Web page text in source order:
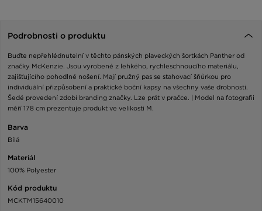
Podrobnosti o produktu
Buďte nepřehlédnutelní v těchto pánských plaveckých šortkách Panther od
značky McKenzie. Jsou vyrobené z lehkého, rychleschnoucího materiálu,
zajišťujícího pohodlné nošení. Mají pružný pas se stahovací šňůrkou pro
individuální přizpůsobení a praktické boční kapsy na všechny vaše drobnosti.
Šedé provedení zdobí branding značky. Lze prát v pračce. | Model na fotografii
měří 178 cm prezentuje produkt ve velikosti M.
Barva
Bílá
Materiál
100% Polyester
Kód produktu
MCKTM15640010